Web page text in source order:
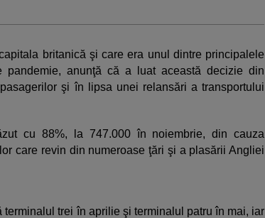
britanică şi care era unul dintre principalele
pandemie, anunţă că a luat această decizie din
şi în lipsa unei relansări a transportului
cu 88%, la 747.000 în noiembrie, din cauza
care revin din numeroase ţări şi a plasării Angliei
terminalul trei în aprilie şi terminalul patru în mai, iar